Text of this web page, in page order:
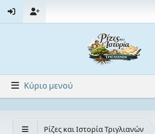
Κύριο μενού
Ρίζες και Ιστορία Τριγλιανών